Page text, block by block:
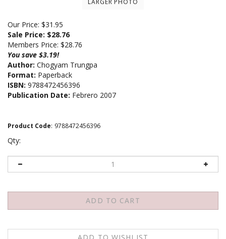
Our Price: $31.95
Sale Price: $28.76
Members Price: $28.76
You save $3.19!
Author: Chogyam Trungpa
Format: Paperback
ISBN: 9788472456396
Publication Date: Febrero 2007
Product Code: 9788472456396
Qty: